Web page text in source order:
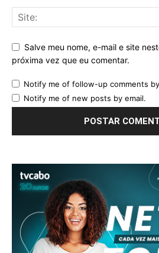
Salve meu nome, e-mail e site
próxima vez que eu comentar.
Notify me of follow-up comments
Notify me of new posts by email.